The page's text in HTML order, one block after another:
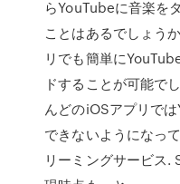
らYouTubeに音楽を
ことはあるでしょう
リでも簡単に
ドすることが可能で
んどのiOSアプリで
できないようになっ
リーミングサービス